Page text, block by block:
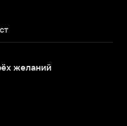
желаний